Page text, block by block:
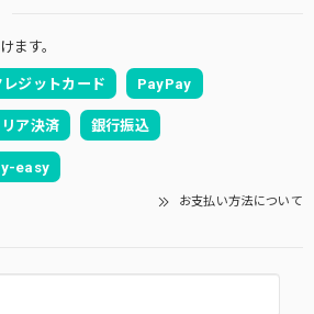
ます。
レジットカード PayPay
ア決済 銀行振込
easy
お支払い方法について